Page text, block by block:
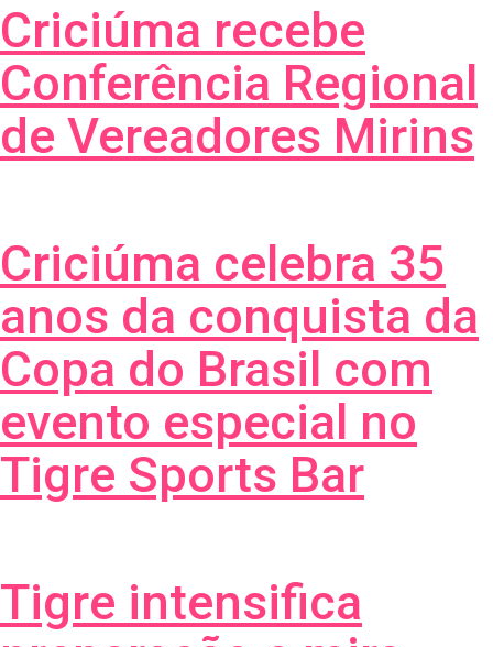
Criciúma recebe
Conferência Regional
de Vereadores Mirins
Criciúma celebra 35
anos da conquista da
Copa do Brasil com
evento especial no
Tigre Sports Bar
Tigre intensifica